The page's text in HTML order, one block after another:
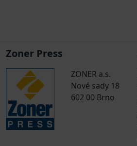
Zoner Press
ZONER a.s.
Nové sady 18
602 00 Brno